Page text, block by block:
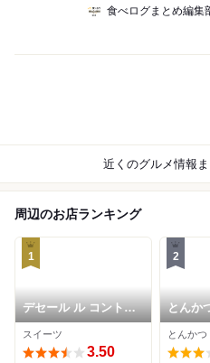
食べログまとめ編集
近くのグルメ情報
周辺のお店ランキング
1
デセール ル コントワ
ール
スイーツ
3.50
2
とんか
とんかつ